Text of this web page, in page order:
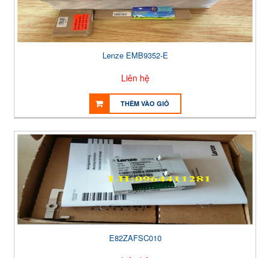
Lenze EMB9352-E
Liên hệ
THÊM VÀO GIỎ
E82ZAFSC010